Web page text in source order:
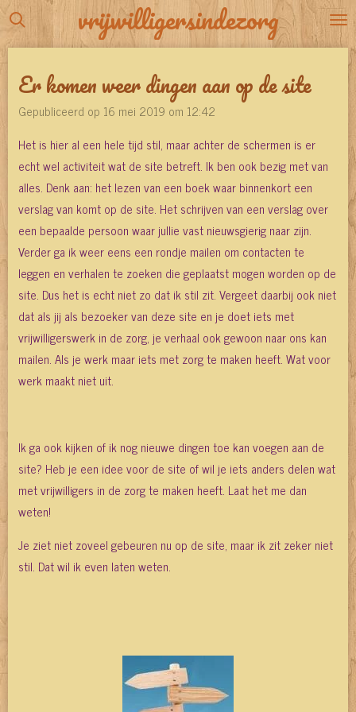
Ga
direct
de
vrijwilligersindezorg
Er komen weer dingen aan op de site
Gepubliceerd op 16 mei 2019 om 12:42
Het is hier al een hele tijd stil, maar achter de schermen is er
echt wel activiteit wat de site betreft. Ik ben ook bezig met van
alles. Denk aan: het lezen van een boek waar binnenkort een
verslag van komt op de site. Het schrijven van een verslag over
een bepaalde persoon waar jullie vast nieuwsgierig naar zijn.
Verder ga ik weer eens een rondje mailen om contacten te
leggen en verhalen te zoeken die geplaatst mogen worden op de
site. Dus het is echt niet zo dat ik stil zit. Vergeet daarbij ook niet
dat als jij als bezoeker van deze site en je doet iets met
vrijwilligerswerk in de zorg, je verhaal ook gewoon naar ons kan
mailen. Als je werk maar iets met zorg te maken heeft. Wat voor
werk maakt niet uit.
Ik ga ook kijken of ik nog nieuwe dingen toe kan voegen aan de
site? Heb je een idee voor de site of wil je iets anders delen wat
met vrijwilligers in de zorg te maken heeft. Laat het me dan
weten!
Je ziet niet zoveel gebeuren nu op de site, maar ik zit zeker niet
stil. Dat wil ik even laten weten.